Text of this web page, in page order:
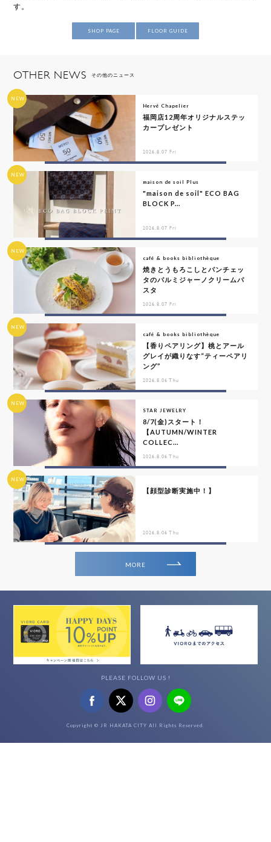
す。
SHOP PAGE FLOOR GUIDE
OTHER NEWS その他のニュース
NEW
Hervé Chapelier
福岡店12周年オリジナルステッ
カープレゼント
2026.8.07 Fri
NEW
maison de soil Plus
"maison de soil" ECO BAG
BLOCK P...
2026.8.07 Fri
NEW
café & books bibliothèque
焼きとうもろこしとパンチェッ
タのパルミジャーノクリームパ
スタ
2026.8.07 Fri
NEW
café & books bibliothèque
【香りペアリング】桃とアール
グレイが織りなす“ティーペアリ
ング”
2026.8.06 Thu
NEW
STAR JEWELRY
8/7(金)スタート！
【AUTUMN/WINTER
COLLEC...
2026.8.06 Thu
NEW
【顔型診断実施中！】
2026.8.06 Thu
MORE
PLEASE FOLLOW US !
Copyright © JR HAKATA CITY All Rights Reserved.